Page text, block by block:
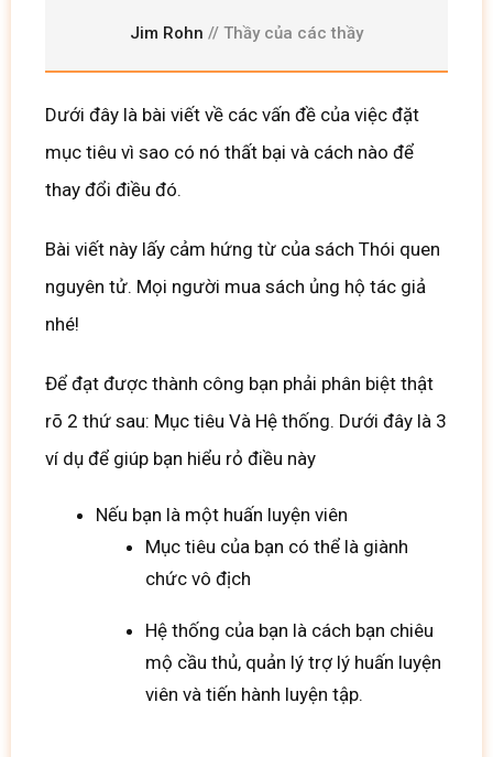
Jim Rohn // Thầy của các thầy
Dưới đây là bài viết về các vấn đề của việc đặt
mục tiêu vì sao có nó thất bại và cách nào để
thay đổi điều đó.
Bài viết này lấy cảm hứng từ của sách Thói quen
nguyên tử. Mọi người mua sách ủng hộ tác giả
nhé!
Để đạt được thành công bạn phải phân biệt thật
rõ 2 thứ sau: Mục tiêu Và Hệ thống. Dưới đây là 3
ví dụ để giúp bạn hiểu rỏ điều này
Nếu bạn là một huấn luyện viên
Mục tiêu của bạn có thể là giành
chức vô địch
Hệ thống của bạn là cách bạn chiêu
mộ cầu thủ, quản lý trợ lý huấn luyện
viên và tiến hành luyện tập.